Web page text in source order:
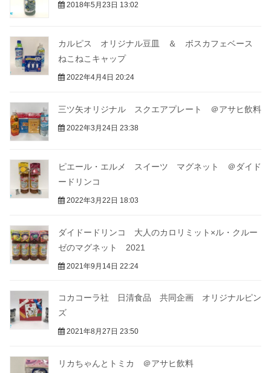
2018年5月23日 13:02
カルピス オリジナル豆皿 ＆ ボスカフェベース
ねこねこキャップ
2022年4月4日 20:24
三ツ矢オリジナル スクエアプレート ＠アサヒ飲料
2022年3月24日 23:38
ピエール・エルメ スイーツ マグネット ＠ダイド
ードリンコ
2022年3月22日 18:03
ダイドードリンコ 大人のカロリミット×ル・クルー
ゼのマグネット 2021
2021年9月14日 22:24
コカコーラ社 日清食品 共同企画 オリジナルピン
ズ
2021年8月27日 23:50
リカちゃんとトミカ ＠アサヒ飲料